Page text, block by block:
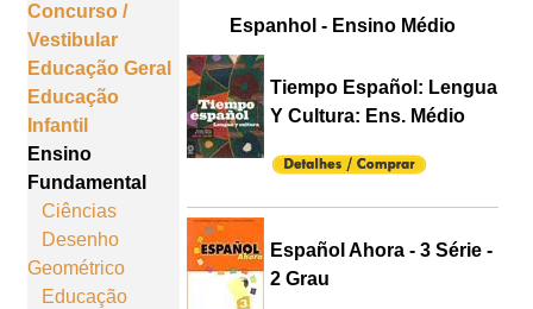
Concurso /
Vestibular
Educação Geral
Educação
Infantil
Ensino
Fundamental
Ciências
Desenho
Geométrico
Educação
Espanhol - Ensino Médio
Tiempo Español: Lengua
Y Cultura: Ens. Médio
Español Ahora - 3 Série -
2 Grau